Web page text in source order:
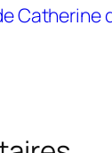
Catherine